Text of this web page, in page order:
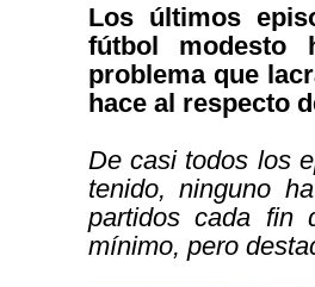
Los últimos
fútbol
problema que
hace al respecto
De casi todos los
tenido, ninguno
partidos cada fin
mínimo, pero